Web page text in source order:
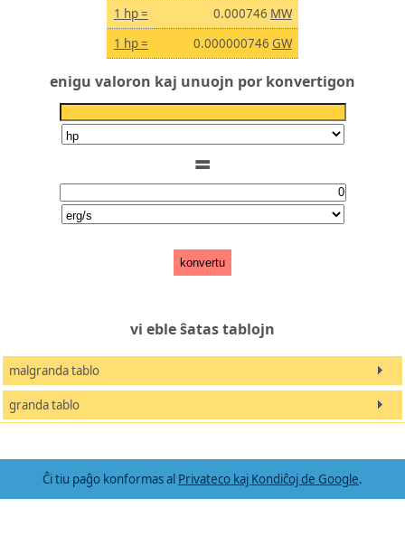
1 hp =
0.000746 MW
1 hp =
0.000000746 GW
enigu valoron kaj unuojn por konvertigon
=
konvertu
vi eble ŝatas tablojn
malgranda tablo
granda tablo
Ĉi tiu paĝo konformas al Privateco kaj Kondiĉoj de Google.